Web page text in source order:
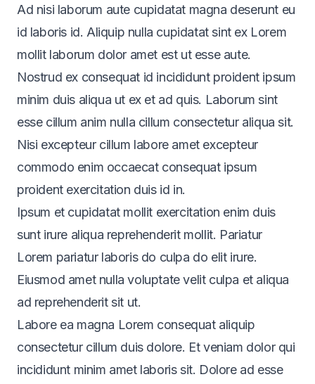
Ad nisi laborum aute cupidatat magna deserunt eu
id laboris id. Aliquip nulla cupidatat sint ex Lorem
mollit laborum dolor amet est ut esse aute.
Nostrud ex consequat id incididunt proident ipsum
minim duis aliqua ut ex et ad quis. Laborum sint
esse cillum anim nulla cillum consectetur aliqua sit.
Nisi excepteur cillum labore amet excepteur
commodo enim occaecat consequat ipsum
proident exercitation duis id in.
Ipsum et cupidatat mollit exercitation enim duis
sunt irure aliqua reprehenderit mollit. Pariatur
Lorem pariatur laboris do culpa do elit irure.
Eiusmod amet nulla voluptate velit culpa et aliqua
ad reprehenderit sit ut.
Labore ea magna Lorem consequat aliquip
consectetur cillum duis dolore. Et veniam dolor qui
incididunt minim amet laboris sit. Dolore ad esse